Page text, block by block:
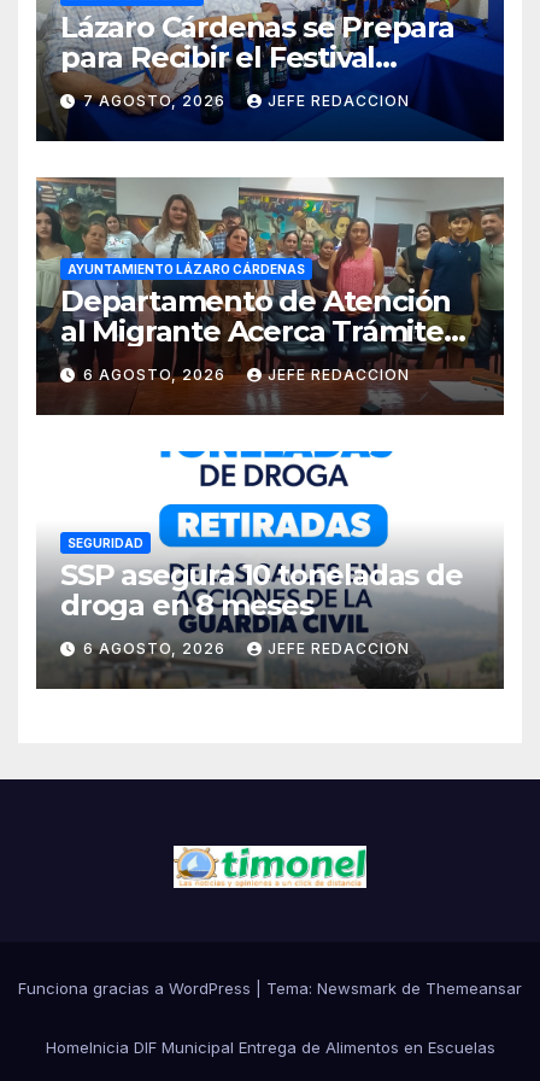
Lázaro Cárdenas se Prepara
para Recibir el Festival
Internacional de la Cerveza
Costa de Michoacán 2026
7 AGOSTO, 2026 JEFE REDACCION
AYUNTAMIENTO LÁZARO CÁRDENAS
Departamento de Atención
al Migrante Acerca Trámite
de Pasaportes
Estadounidenses a
Residentes de Lázaro
Cárdenas
6 AGOSTO, 2026 JEFE REDACCION
SEGURIDAD
SSP asegura 10 toneladas de
droga en 8 meses
6 AGOSTO, 2026 JEFE REDACCION
Funciona gracias a WordPress Tema: Newsmark de Themeansar
HomeInicia DIF Municipal Entrega de Alimentos en Escuelas